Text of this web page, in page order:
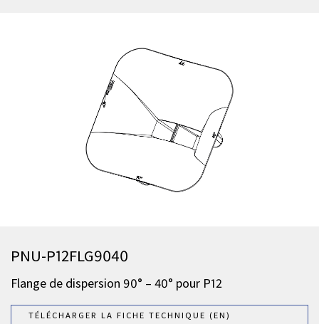
PNU-P12FLG9040
Flange de dispersion 90° – 40° pour P12
TÉLÉCHARGER LA FICHE TECHNIQUE (EN)